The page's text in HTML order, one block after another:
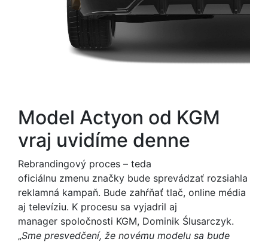
Model Actyon od KGM
vraj uvidíme denne
Rebrandingový proces – teda
oficiálnu zmenu značky bude sprevádzať rozsiahla
reklamná kampaň. Bude zahŕňať tlač, online média
aj televíziu. K procesu sa vyjadril aj
manager spoločnosti KGM, Dominik Ślusarczyk.
„Sme presvedčení, že novému modelu sa bude